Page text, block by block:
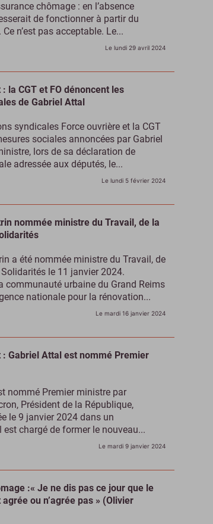
chômage : en l’absence
de fonctionner à partir du
n’est pas acceptable. Le...
Le lundi 29 avril 2024
la CGT et FO dénoncent les
de Gabriel Attal
syndicales Force ouvrière et la CGT
sociales annoncées par Gabriel
lors de sa déclaration de
adressée aux députés, le...
Le lundi 5 février 2024
nommée ministre du Travail, de la
a été nommée ministre du Travail, de
le 11 janvier 2024.
communauté urbaine du Grand Reims
nationale pour la rénovation...
Le mardi 16 janvier 2024
: Gabriel Attal est nommé Premier
nommé Premier ministre par
Président de la République,
le 9 janvier 2024 dans un
chargé de former le nouveau...
Le mardi 9 janvier 2024
:« Je ne dis pas ce jour que le
ou n’agrée pas » (Olivier